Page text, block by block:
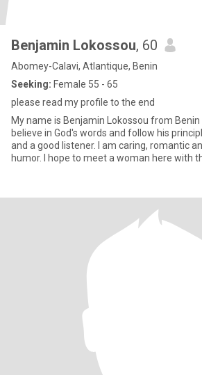
Benjamin Lokossou, 60
Abomey-Calavi, Atlantique, Benin
Seeking: Female 55 - 65
please read my profile to the end
My name is Benjamin Lokossou from Benin
believe in God's words and follow his
and a good listener. I am caring, romantic
humor. I hope to meet a woman here with